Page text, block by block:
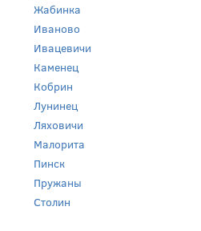
Жабинка
Иваново
Ивацевичи
Каменец
Кобрин
Лунинец
Ляховичи
Малорита
Пинск
Пружаны
Столин